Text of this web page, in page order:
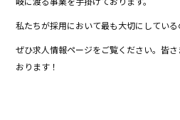
私たちが採用において最も大切にしている
ぜひ求人情報ページをご覧ください。皆
おります！